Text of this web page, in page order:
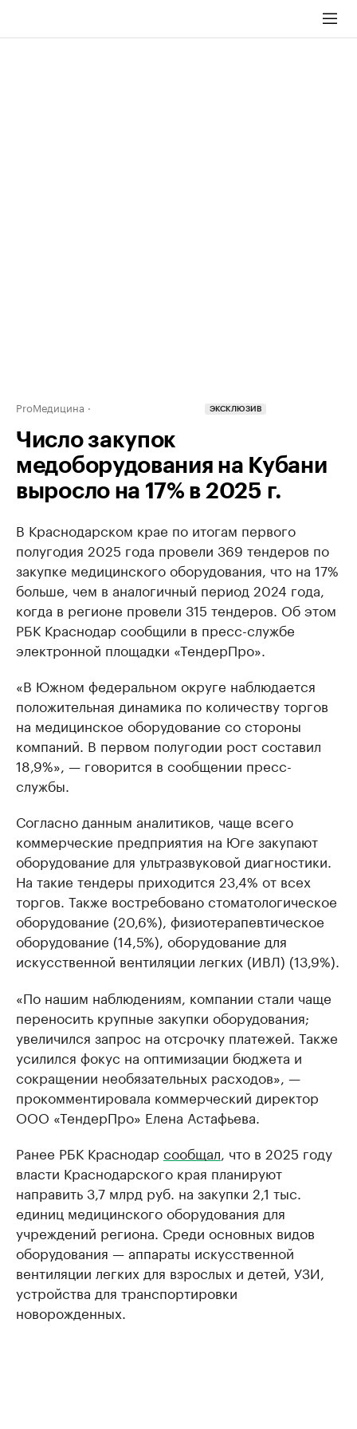
ProМедицина ЭКСКЛЮЗИВ
Число закупок
медоборудования на Кубани
выросло на 17% в 2025 г.
В Краснодарском крае по итогам первого
полугодия 2025 года провели 369 тендеров по
закупке медицинского оборудования, что на 17%
больше, чем в аналогичный период 2024 года,
когда в регионе провели 315 тендеров. Об этом
РБК Краснодар сообщили в пресс-службе
электронной площадки «ТендерПро».
«В Южном федеральном округе наблюдается
положительная динамика по количеству торгов
на медицинское оборудование со стороны
компаний. В первом полугодии рост составил
18,9%», — говорится в сообщении пресс-
службы.
Согласно данным аналитиков, чаще всего
коммерческие предприятия на Юге закупают
оборудование для ультразвуковой диагностики.
На такие тендеры приходится 23,4% от всех
торгов. Также востребовано стоматологическое
оборудование (20,6%), физиотерапевтическое
оборудование (14,5%), оборудование для
искусственной вентиляции легких (ИВЛ) (13,9%).
«По нашим наблюдениям, компании стали чаще
переносить крупные закупки оборудования;
увеличился запрос на отсрочку платежей. Также
усилился фокус на оптимизации бюджета и
сокращении необязательных расходов», —
прокомментировала коммерческий директор
ООО «ТендерПро» Елена Астафьева.
Ранее РБК Краснодар сообщал , что в 2025 году
власти Краснодарского края планируют
направить 3,7 млрд руб. на закупки 2,1 тыс.
единиц медицинского оборудования для
учреждений региона. Среди основных видов
оборудования — аппараты искусственной
вентиляции легких для взрослых и детей, УЗИ,
устройства для транспортировки
новорожденных.